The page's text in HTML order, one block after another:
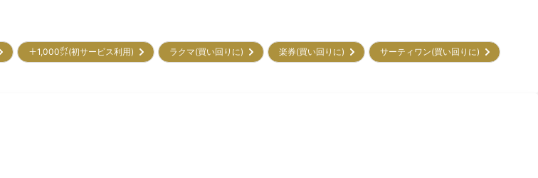
＋1,000㌽(初サービス利用) ラクマ(買い回りに) 楽券(買い回りに)
サーティワン(買い回りに)